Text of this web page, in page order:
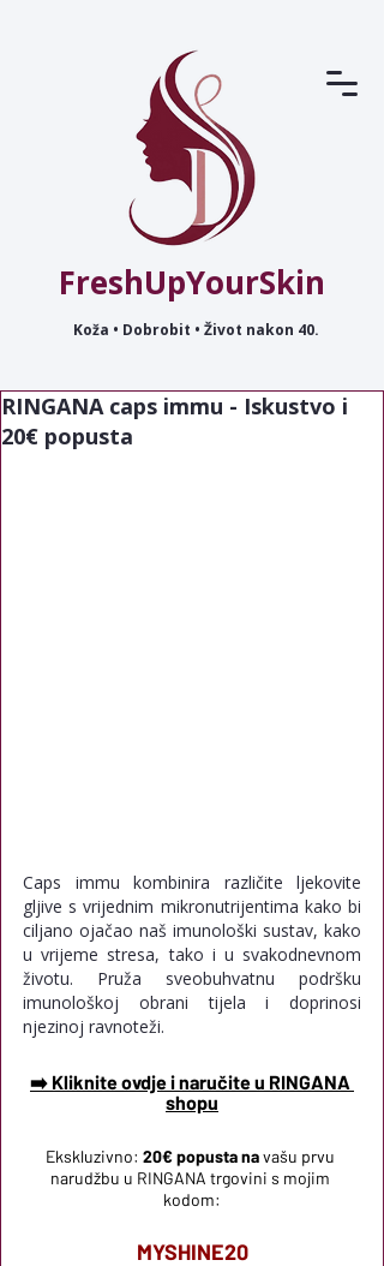
FreshUpYourSkin
Koža • Dobrobit • Život nakon 40.
RINGANA caps immu - Iskustvo i
20€ popusta
Caps immu kombinira različite ljekovite
gljive s vrijednim mikronutrijentima kako bi
ciljano ojačao naš imunološki sustav, kako
u vrijeme stresa, tako i u svakodnevnom
životu. Pruža sveobuhvatnu podršku
imunološkoj obrani tijela i doprinosi
njezinoj ravnoteži.
➡️ Kliknite ovdje i naručite u RINGANA
shopu
Ekskluzivno: 20€ popusta navašu prvu
narudžbu u RINGANA trgovini s mojim
kodom:
MYSHINE20